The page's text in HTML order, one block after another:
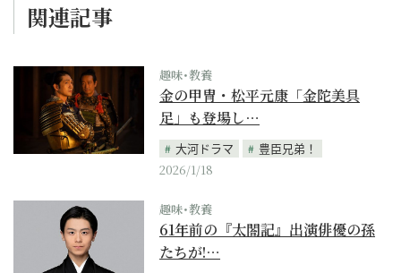
関連記事
趣味･教養
金の甲冑・松平元康「金陀美具
足」も登場し…
大河ドラマ
豊臣兄弟！
2026/1/18
趣味･教養
61年前の『太閤記』出演俳優の孫
たちが!…